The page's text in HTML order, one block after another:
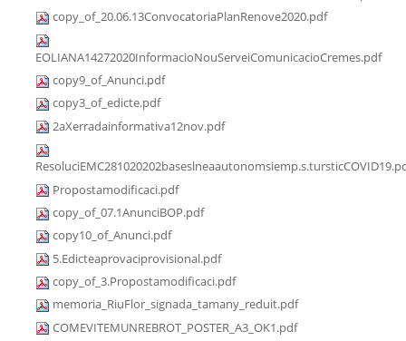
copy_of_20.06.13ConvocatoriaPlanRenove2020.pdf
EOLIANA14272020InformacioNouServeiComunicacioCremes.pdf
copy9_of_Anunci.pdf
copy3_of_edicte.pdf
2aXerradainformativa12nov.pdf
Propostamodificaci.pdf
copy_of_07.1AnunciBOP.pdf
copy10_of_Anunci.pdf
5.Edicteaprovaciprovisional.pdf
copy_of_3.Propostamodificaci.pdf
memoria_RiuFlor_signada_tamany_reduit.pdf
COMEVITEMUNREBROT_POSTER_A3_OK1.pdf